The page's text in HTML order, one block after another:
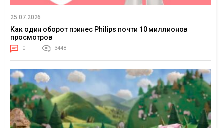
25.07.2026
Как один оборот принес Philips почти 10 миллионов
просмотров
0 3448